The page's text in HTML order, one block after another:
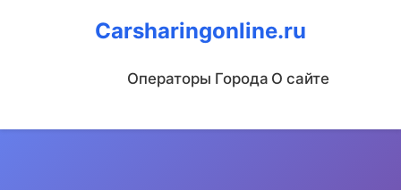
Carsharingonline.ru
Операторы Города О сайте